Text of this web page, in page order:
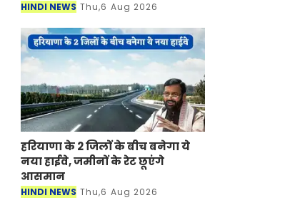
HINDI NEWS Thu,6 Aug 2026
हरियाणा के 2 जिलों के बीच बनेगा ये
नया हाईवे, जमीनों के रेट छूएंगे
आसमान
HINDI NEWS Thu,6 Aug 2026